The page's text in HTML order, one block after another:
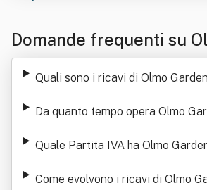
Domande frequenti su
Srl
Quali sono i ricavi di Olmo
Da quanto tempo opera Olmo
Quale Partita IVA ha Olmo
Come evolvono i ricavi di Olmo